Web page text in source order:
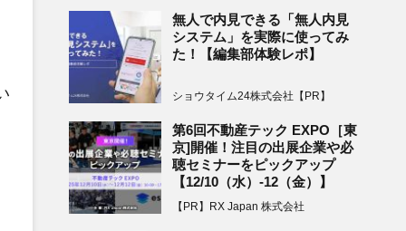
無人で内見できる「無人内見
システム」を実際に使ってみ
た！【編集部体験レポ】
ショウタイム24株式会社【PR】
第6回不動産テック EXPO［東
京]開催！注目の出展企業や必
聴セミナーをピックアップ
【12/10（水）-12（金）】
【PR】RX Japan 株式会社